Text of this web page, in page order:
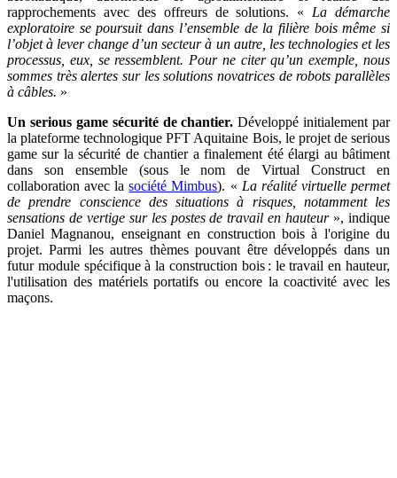
rapprochements avec des offreurs de solutions. « La démarche
exploratoire se poursuit dans l’ensemble de la filière bois même si
l’objet à lever change d’un secteur à un autre, les technologies et les
processus, eux, se ressemblent. Pour ne citer qu’un exemple, nous
sommes très alertes sur les solutions novatrices de robots parallèles
à câbles. »
Un serious game sécurité de chantier.Développé initialement par
la plateforme technologique PFT Aquitaine Bois, le projet de serious
game sur la sécurité de chantier a finalement été élargi au bâtiment
dans son ensemble (sous le nom de Virtual Construct en
collaboration avec lasociété Mimbus). « La réalité virtuelle permet
de prendre conscience des situations à risques, notamment les
sensations de vertige sur les postes de travail en hauteur», indique
Daniel Magnanou, enseignant en construction bois à l'origine du
projet. Parmi les autres thèmes pouvant être développés dans un
futur module spécifique à la construction bois : le travail en hauteur,
l'utilisation des matériels portatifs ou encore la coactivité avec les
maçons.